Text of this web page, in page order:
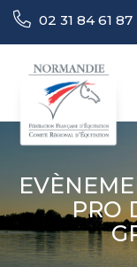
02 31 84 61 87
PRO